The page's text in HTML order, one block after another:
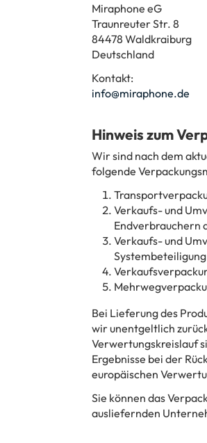
Miraphone eG
Traunreuter Str. 8
84478 Waldkraiburg
Deutschland
Kontakt:
info@miraphone.de
Hinweis zum
Wir sind nach dem
folgende
Verkaufs- und
Endverbrauchern
Verkaufs- und
Bei Lieferung des
wir unentgeltlich
Verwertungskreislauf
Ergebnisse bei der
europäischen
Sie können das
ausliefernden